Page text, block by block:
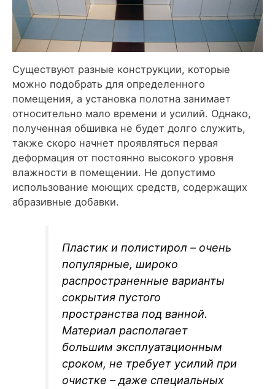
Существуют разные конструкции, которые
можно подобрать для определенного
помещения, а установка полотна занимает
относительно мало времени и усилий. Однако,
полученная обшивка не будет долго служить,
также скоро начнет проявляться первая
деформация от постоянно высокого уровня
влажности в помещении. Не допустимо
использование моющих средств, содержащих
абразивные добавки.
Пластик и полистирол – очень
популярные, широко
распространенные варианты
сокрытия пустого
пространства под ванной.
Материал располагает
большим эксплуатационным
сроком, не требует усилий при
очистке – даже специальных